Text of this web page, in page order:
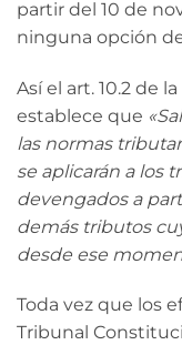
partir del 10 de
ninguna opción
Así el art. 10.2 de
establece que
las normas
se aplicarán a los
devengados a
demás tributos
desde ese
Toda vez que los
Tribunal